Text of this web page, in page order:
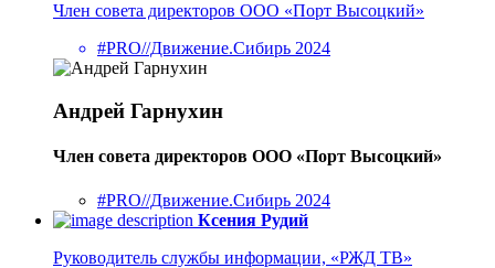
Член совета директоров ООО «Порт Высоцкий»
#PRO//Движение.Сибирь 2024
Андрей Гарнухин
Член совета директоров ООО «Порт Высоцкий»
#PRO//Движение.Сибирь 2024
Ксения Рудий
Руководитель службы информации, «РЖД ТВ»